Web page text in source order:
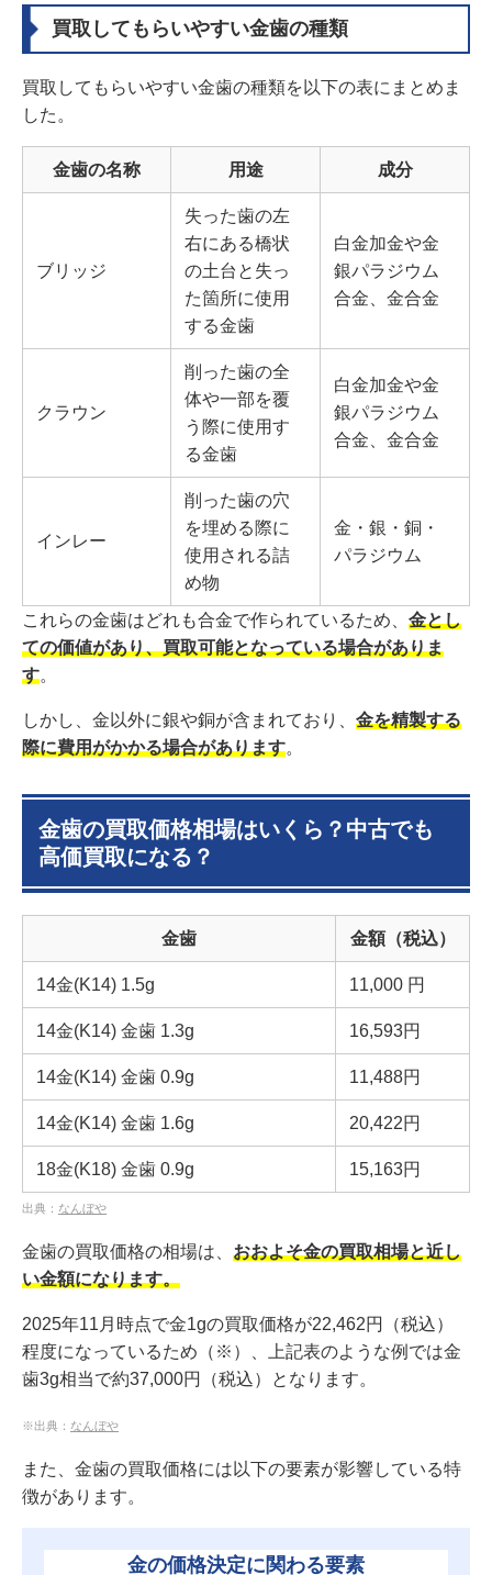
9.1買取専門店
9.2リサイクルショップ
10 金歯の買取専門店の売却方法を比較｜宅配（郵
送）・出張・店舗持ち込み
11金歯の買取専門店を利用する流れ・方法
12金歯を高く売るためのポイント
12.1ポイント1.売りたい時期の金の買取相場を把握
ポイント2.金専門の査定士のいる業者で売る
12.3ポイント3.詰め物や汚れをきれいにしておく
金歯買取に関するQ&A
同じ重さ・純度でも、金歯の買取価格は店舗に
よって違う？
金歯買取は歯がついてる状態でも可能？
14金歯買取のアンケート調査結果
本アンケートについて
アンケート結果
買取してもらいやすい金歯の種類
買取してもらいやすい金歯の種類を以下の表にまとめま
した。
金歯の名称 用途 成分
ブリッジ
失った歯の左
右にある橋状
の土台と失っ
た箇所に使用
する金歯
白金加金や金
銀パラジウム
合金、金合金
クラウン
削った歯の全
体や一部を覆
う際に使用す
る金歯
白金加金や金
銀パラジウム
合金、金合金
インレー
削った歯の穴
を埋める際に
使用される詰
め物
金・銀・銅・
パラジウム
これらの金歯はどれも合金で作られているため、 金とし
ての価値があり、買取可能となっている場合がありま
す。
しかし、金以外に銀や銅が含まれており、 金を精製する
際に費用がかかる場合があります。
金歯の買取価格相場はいくら？中古でも
高価買取になる？
金歯 金額（税込）
14金(K14) 1.5g 11,000 円
14金(K14) 金歯 1.3g 16,593円
14金(K14) 金歯 0.9g 11,488円
14金(K14) 金歯 1.6g 20,422円
18金(K18) 金歯 0.9g 15,163円
出典： なんぼや
金歯の買取価格の相場は、 おおよそ金の買取相場と近し
い金額になります。
2025年11月時点で金1gの買取価格が22,462円（税込）
程度になっているため（※）、上記表のような例では金
歯3g相当で約37,000円（税込）となります。
※出典： なんぼや
また、金歯の買取価格には以下の要素が影響している特
徴があります。
金の価格決定に関わる要素